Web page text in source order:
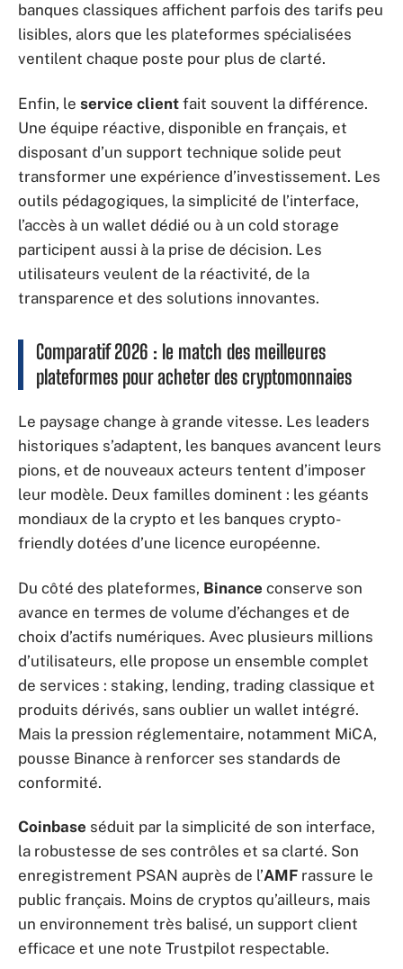
banques classiques affichent parfois des tarifs peu
lisibles, alors que les plateformes spécialisées
ventilent chaque poste pour plus de clarté.
Enfin, le service client fait souvent la différence.
Une équipe réactive, disponible en français, et
disposant d’un support technique solide peut
transformer une expérience d’investissement. Les
outils pédagogiques, la simplicité de l’interface,
l’accès à un wallet dédié ou à un cold storage
participent aussi à la prise de décision. Les
utilisateurs veulent de la réactivité, de la
transparence et des solutions innovantes.
Comparatif 2026 : le match des meilleures
plateformes pour acheter des cryptomonnaies
Le paysage change à grande vitesse. Les leaders
historiques s’adaptent, les banques avancent leurs
pions, et de nouveaux acteurs tentent d’imposer
leur modèle. Deux familles dominent : les géants
mondiaux de la crypto et les banques crypto-
friendly dotées d’une licence européenne.
Du côté des plateformes, Binance conserve son
avance en termes de volume d’échanges et de
choix d’actifs numériques. Avec plusieurs millions
d’utilisateurs, elle propose un ensemble complet
de services : staking, lending, trading classique et
produits dérivés, sans oublier un wallet intégré.
Mais la pression réglementaire, notamment MiCA,
pousse Binance à renforcer ses standards de
conformité.
Coinbase séduit par la simplicité de son interface,
la robustesse de ses contrôles et sa clarté. Son
enregistrement PSAN auprès de l’AMF rassure le
public français. Moins de cryptos qu’ailleurs, mais
un environnement très balisé, un support client
efficace et une note Trustpilot respectable.